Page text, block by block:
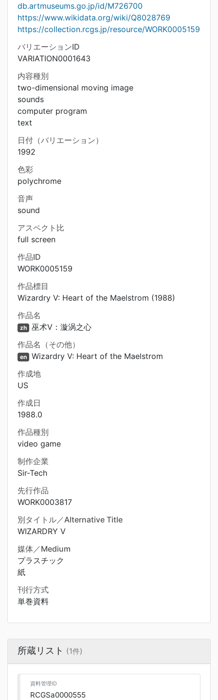
db.artmuseums.go.jp/id/M726700
https://www.wikidata.org/wiki/Q8028769
https://collection.rcgs.jp/resource/WORK0005159
バリエーションID
VARIATION0001643
内容種別
two-dimensional moving image
sounds
computer program
text
日付（バリエーション）
1992
色彩
polychrome
音声
sound
アスペクト比
full screen
作品ID
WORK0005159
作品標目
Wizardry V: Heart of the Maelstrom (1988)
作品名
zh 巫术V：漩涡之心
作品名（その他）
en Wizardry V: Heart of the Maelstrom
作成地
US
作成日
1988.0
作品種別
video game
制作企業
Sir-Tech
先行作品
WORK0003817
別タイトル／Alternative Title
WIZARDRY V
媒体／Medium
プラスチック
紙
刊行方式
単巻資料
所蔵リスト (1件)
資料管理ID
RCGSa0000555